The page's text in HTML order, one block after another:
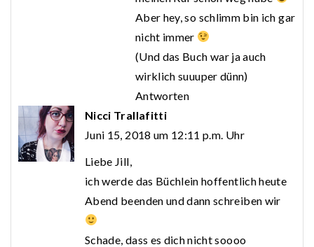
Aber hey, so schlimm bin ich gar
nicht immer
(Und das Buch war ja auch
wirklich suuuper dünn)
Antworten
Nicci Trallafitti
Juni 15, 2018 um 12:11 p.m. Uhr
Liebe Jill,
ich werde das Büchlein hoffentlich heute
Abend beenden und dann schreiben wir
Schade, dass es dich nicht soooo